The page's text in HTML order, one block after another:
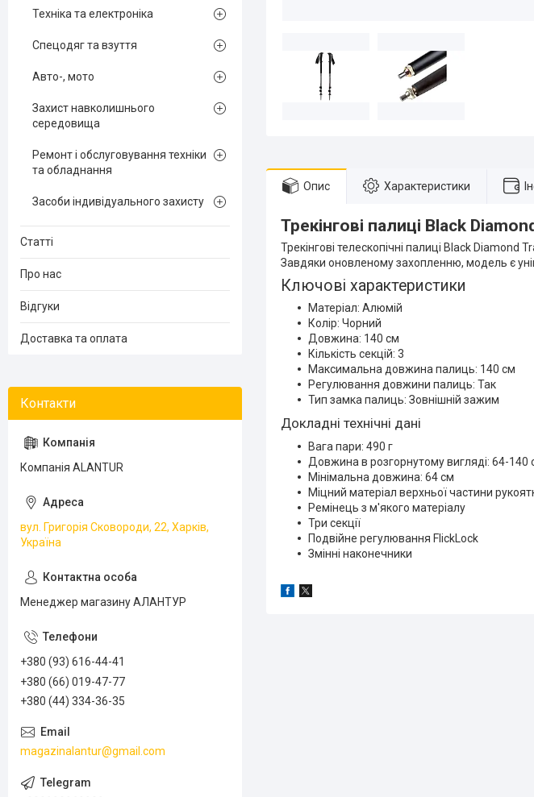
Опис Характеристики
Трекінгові палиці Black
Трекінгові телескопічні палиці Black Diamond
Завдяки оновленому захопленню, модель є
Ключові характеристики
Матеріал: Алюмій
Колір: Чорний
Довжина: 140 см
Кількість секцій: 3
Максимальна довжина палиць: 140 см
Регулювання довжини палиць: Так
Тип замка палиць: Зовнішній зажим
Докладні технічні дані
Вага пари: 490 г
Довжина в розгорнутому вигляді: 64-140
Мінімальна довжина: 64 см
Міцний матеріал верхньої частини
Ремінець з м'якого матеріалу
Три секції
Подвійне регулювання FlickLock
Змінні наконечники
Техніка та електроніка
Спецодяг та взуття
Авто-, мото
Захист навколишнього
середовища
Ремонт і обслуговування техніки
та обладнання
Засоби індивідуального захисту
Статті
Про нас
Відгуки
Доставка та оплата
Компанія ALANTUR
вул. Григорія Сковороди, 22, Харків,
Україна
Менеджер магазину АЛАНТУР
+380 (93) 616-44-41
+380 (66) 019-47-77
+380 (44) 334-36-35
magazinalantur@gmail.com